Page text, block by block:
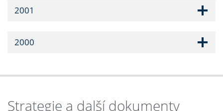
2001
2000
Strategie a další dokumenty